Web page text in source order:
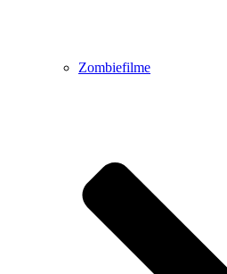
Zombiefilme